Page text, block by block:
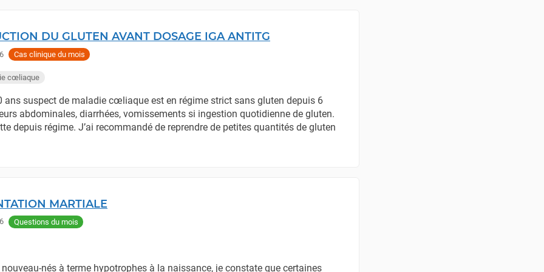
DU GLUTEN AVANT DOSAGE IGA ANTITG
Cas clinique du mois
cœliaque
ans suspect de maladie cœliaque est en régime strict sans gluten depuis 6
abdominales, diarrhées, vomissements si ingestion quotidienne de gluten.
depuis régime. J’ai recommandé de reprendre de petites quantités de gluten
MARTIALE
Questions du mois
nés à terme hypotrophes à la naissance, je constate que certaines